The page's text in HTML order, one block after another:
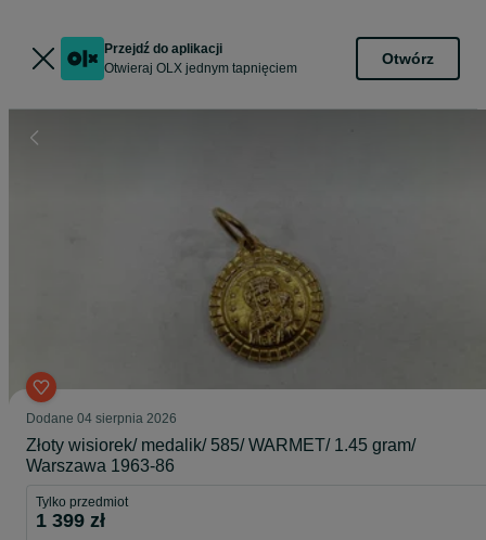
Przejdź do aplikacji
Otwieraj OLX jednym tapnięciem
Otwórz
Dodane 04 sierpnia 2026
Złoty wisiorek/ medalik/ 585/ WARMET/ 1.45 gram/
Warszawa 1963-86
Tylko przedmiot
1 399 zł